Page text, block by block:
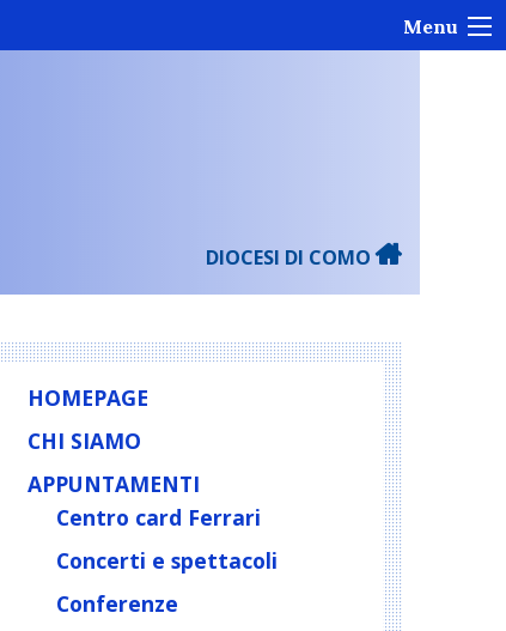
Menu
DIOCESI DI COMO
HOMEPAGE
CHI SIAMO
APPUNTAMENTI
Centro card Ferrari
Concerti e spettacoli
Conferenze